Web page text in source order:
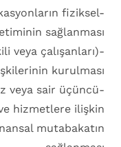
fiziksel
sağlanması,
veya çalışanları)
kurulması,
veya sair üçüncü
hizmetlere ilişkin
mutabakatın